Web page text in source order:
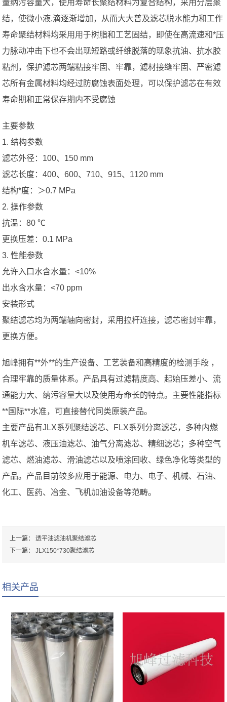
量纳污容量大，使用寿命长聚结材料为复合结构，采用分层聚
结，使微小液,滴逐渐增加，从而大大普及滤芯脱水能力和工作
寿命聚结材料均采用用于树脂和工艺固结，即使在高流速和*压
力脉动冲击下也不会出现短路或纤维脱落的现象抗油、抗水胶
粘剂，保护滤芯两端粘接牢固、牢靠，滤材接缝牢固、严密滤
芯所有金属材料均经过防腐蚀表面处理，可以保护滤芯在有效
寿命期和正常保存期内不受腐蚀
主要参数
1. 结构参数
滤芯外径：100、150 mm
滤芯长度：400、600、710、915、1120 mm
结构*度：＞0.7 MPa
2. 操作参数
抗温：80 ℃
更换压差：0.1 MPa
3. 性能参数
允许入口水含水量：<10%
出水含水量：<70 ppm
安装形式
聚结滤芯均为两端轴向密封，采用拉杆连接，滤芯密封牢靠，
更换方便。
旭峰拥有**外**的生产设备、工艺装备和高精度的检测手段 ，
合理牢靠的质量体系。产品具有过滤精度高、起始压差小、流
通能力大、纳污容量大以及使用寿命长的特点。主要性能指标
**国际**水准，可直接替代同类原装产品。
主要产品有JLX系列聚结滤芯、FLX系列分离滤芯，多种内燃
机车滤芯、液压油滤芯、油气分离滤芯、精细滤芯；多种空气
滤芯、燃油滤芯、滑油滤芯以及喷涂回收、绿色净化等类型的
产品。产品目前较多应用于能源、电力、电子、机械、石油、
化工、医药、冶金、飞机加油设备等范畴。
上一篇：透平油滤油机聚结滤芯
下一篇：JLX150*730聚结滤芯
相关产品